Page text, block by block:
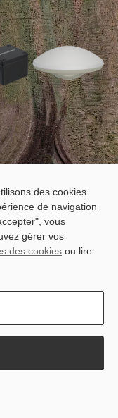
Your
system for towed
correct implement
omissions.
des cookies
de navigation
vous
gérer vos
des cookies ou lire